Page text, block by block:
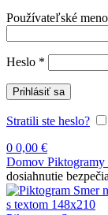
Používateľské
Heslo *
Prihlásiť sa
Stratili ste heslo?
0 0,00 €
Domov Piktogramy
dosiahnutie